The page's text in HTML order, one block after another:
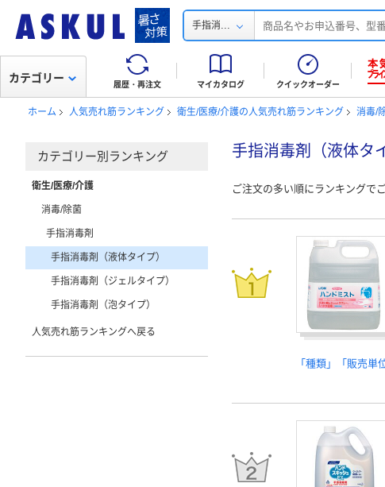
手指消...
履歴・再注文 マイカタログ クイックオーダー
カテゴリー
ホーム 人気売れ筋ランキング 衛生/医療/介護の人気売れ筋ランキング 消毒/
手指消毒剤（液体タ
ご注文の多い順にランキングで
「種類」「販売単
カテゴリー別ランキング
衛生/医療/介護
消毒/除菌
手指消毒剤
手指消毒剤（液体タイプ）
手指消毒剤（ジェルタイプ）
手指消毒剤（泡タイプ）
人気売れ筋ランキングへ戻る